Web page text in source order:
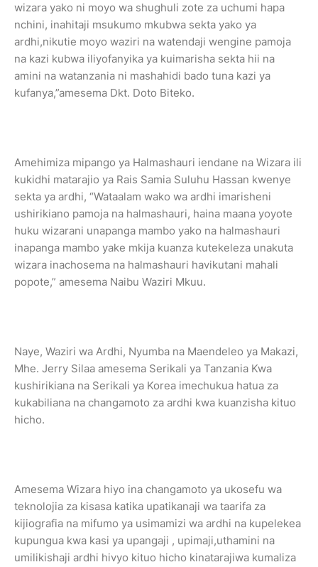
wizara yako ni moyo wa shughuli zote za uchumi hapa
nchini, inahitaji msukumo mkubwa sekta yako ya
ardhi,nikutie moyo waziri na watendaji wengine pamoja
na kazi kubwa iliyofanyika ya kuimarisha sekta hii na
amini na watanzania ni mashahidi bado tuna kazi ya
kufanya,”amesema Dkt. Doto Biteko.
Amehimiza mipango ya Halmashauri iendane na Wizara ili
kukidhi matarajio ya Rais Samia Suluhu Hassan kwenye
sekta ya ardhi, “Wataalam wako wa ardhi imarisheni
ushirikiano pamoja na halmashauri, haina maana yoyote
huku wizarani unapanga mambo yako na halmashauri
inapanga mambo yake mkija kuanza kutekeleza unakuta
wizara inachosema na halmashauri havikutani mahali
popote,” amesema Naibu Waziri Mkuu.
Naye, Waziri wa Ardhi, Nyumba na Maendeleo ya Makazi,
Mhe. Jerry Silaa amesema Serikali ya Tanzania Kwa
kushirikiana na Serikali ya Korea imechukua hatua za
kukabiliana na changamoto za ardhi kwa kuanzisha kituo
hicho.
Amesema Wizara hiyo ina changamoto ya ukosefu wa
teknolojia za kisasa katika upatikanaji wa taarifa za
kijiografia na mifumo ya usimamizi wa ardhi na kupelekea
kupungua kwa kasi ya upangaji , upimaji,uthamini na
umilikishaji ardhi hivyo kituo hicho kinatarajiwa kumaliza